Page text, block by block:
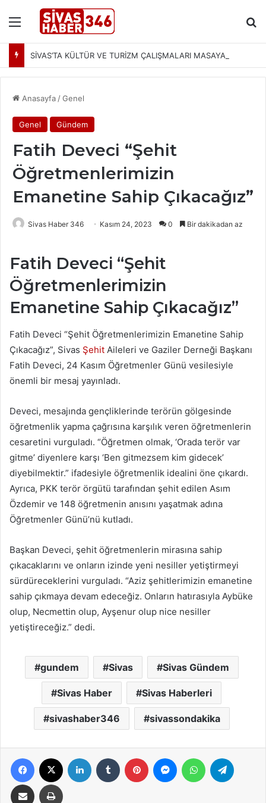
Menü
Anasayfa /Genel
Genel Gündem
Fatih Deveci “Şehit
Öğretmenlerimizin
Emanetine Sahip Çıkacağız”
Sivas Haber 346 Kasım 24, 2023 0 Bir dakikadan az
Fatih Deveci “Şehit
Öğretmenlerimizin
Emanetine Sahip Çıkacağız”
Fatih Deveci “Şehit Öğretmenlerimizin Emanetine Sahip
Çıkacağız”, Sivas Şehit Aileleri ve Gaziler Derneği Başkanı
Fatih Deveci, 24 Kasım Öğretmenler Günü vesilesiyle
önemli bir mesaj yayınladı.
Deveci, mesajında gençliklerinde terörün gölgesinde
öğretmenlik yapma çağrısına karşılık veren öğretmenlerin
cesaretini vurguladı. “Öğretmen olmak, ‘Orada terör var
gitme’ diyenlere karşı ‘Ben gitmezsem kim gidecek’
diyebilmektir.” ifadesiyle öğretmenlik idealini öne çıkardı.
Ayrıca, PKK terör örgütü tarafından şehit edilen Asım
Özdemir ve 148 öğretmenin anısını yaşatmak adına
Öğretmenler Günü’nü kutladı.
Başkan Deveci, şehit öğretmenlerin mirasına sahip
çıkacaklarını ve onların izinde yeni nesiller yetiştirmeyi
sürdüreceklerini vurguladı. “Aziz şehitlerimizin emanetine
sahip çıkmaya devam edeceğiz. Onların hatırasıyla Aybüke
olup, Necmettin olup, Ayşenur olup nice nesiller
yetiştireceğiz.” dedi.
gundem Sivas Sivas Gündem
Sivas Haber Sivas Haberleri
sivashaber346 sivassondakika
Facebook LinkedIn Tumblr Pinterest MessengerWhatsApp
E-Posta ile paylaş Yazdır